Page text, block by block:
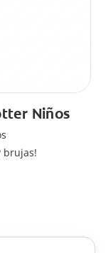
Niños
brujas!